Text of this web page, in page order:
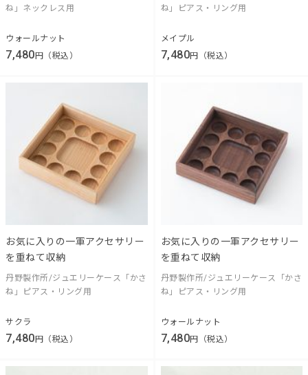
ね」ネックレス用
ウォールナット
7,480 円（税込）
ね」ピアス・リング用
メイプル
7,480円（税込）
お気に入りの一軍アクセサリー
を重ねて収納
丹野製作所/ジュエリーケース「かさ
ね」ピアス・リング用
サクラ
7,480円（税込）
お気に入りの一軍アクセサリー
を重ねて収納
丹野製作所/ジュエリーケース「かさ
ね」ピアス・リング用
ウォールナット
7,480円（税込）